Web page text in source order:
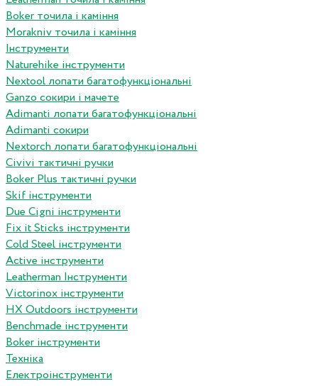
Boker точила і каміння
Morakniv точила і каміння
Інструменти
Naturehike інструменти
Nextool лопати багатофункціональні
Ganzo сокири і мачете
Adimanti лопати багатофункціональні
Adimanti сокири
Nextorch лопати багатофункціональні
Сivivi тактичні ручки
Boker Plus тактичні ручки
Skif інструменти
Due Cigni інструменти
Fix it Sticks інструменти
Сold Steel інструменти
Active інструменти
Leatherman Інструменти
Victorinox інструменти
HX Outdoors інструменти
Benchmade інструменти
Boker інструменти
Техніка
Електроінструменти